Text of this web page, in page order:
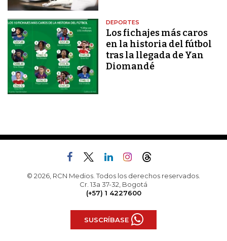
DEPORTES
Los fichajes más caros
en la historia del fútbol
tras la llegada de Yan
Diomandé
© 2026, RCN Medios. Todos los derechos reservados.
Cr. 13a 37-32, Bogotá
(+57) 1 4227600
SUSCRÍBASE